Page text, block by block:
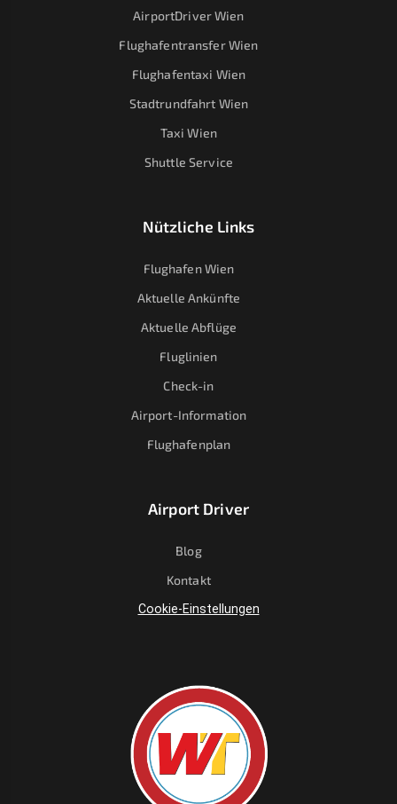
AirportDriver Wien
Flughafentransfer Wien
Flughafentaxi Wien
Stadtrundfahrt Wien
Taxi Wien
Shuttle Service
Nützliche Links
Flughafen Wien
Aktuelle Ankünfte
Aktuelle Abflüge
Fluglinien
Check-in
Airport-Information
Flughafenplan
Airport Driver
Blog
Kontakt
Cookie-Einstellungen